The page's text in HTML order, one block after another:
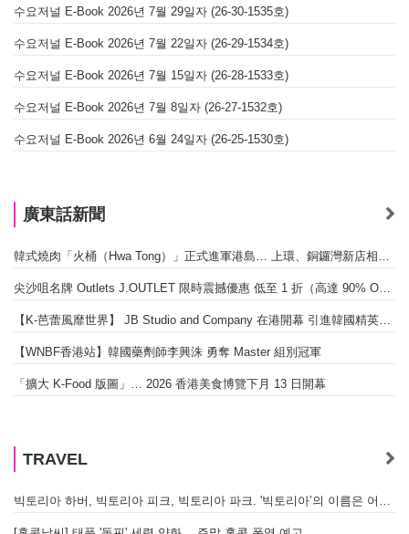
수요저널 E-Book 2026년 7월 29일자 (26-30-1535호)
수요저널 E-Book 2026년 7월 22일자 (26-29-1534호)
수요저널 E-Book 2026년 7월 15일자 (26-28-1533호)
수요저널 E-Book 2026년 7월 8일자 (26-27-1532호)
수요저널 E-Book 2026년 6월 24일자 (26-25-1530호)
廣東話新聞
【WNBF香港站】韓國藥劑師李興洙 勇奪 Master 組別冠軍
「擴大 K-Food 版圖」… 2026 香港美食博覽下月 13 日開幕
TRAVEL